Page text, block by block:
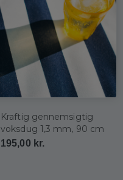
Kraftig gennemsigtig
voksdug 1,3 mm, 90 cm
195,00 kr.